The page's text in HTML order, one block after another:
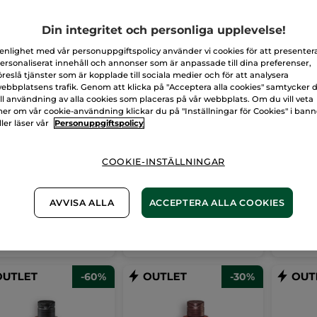
Cream - 6 effekter
kräm, Mörk
ml - 2 nyanser
VÄLJ DIN FÄRG
Ögonvård mot rynkor
& ögonpåsar
Tub
PRODUKTEN ÄR
Neroli
-60% -30%
Din integritet och personliga upplevelse!
med vår personuppgiftspolicy använder vi cookies för att
innehåll och annonser som är anpassade till dina preferenser,
tjänster som är kopplade till sociala medier och för att analysera
trafik. Genom att klicka på "Acceptera alla cookies" samtycker
användning av alla cookies som placeras på vår webbplats. Om du vill veta
om vår cookie-användning klickar du på "Inställningar för Cookies" i
läser vår
Personuppgiftspolicy
COOKIE-INSTÄLLNINGAR
AVVISA ALLA ACCEPTERA ALLA COOKIES